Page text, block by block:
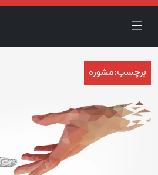
برچسب:مشوره